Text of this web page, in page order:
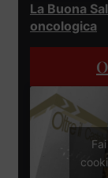
La Buona
oncologica